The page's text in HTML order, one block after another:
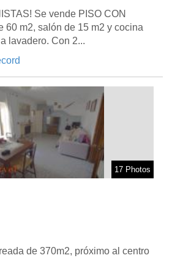
Se vende PISO CON
60 m2, salón de 15 m2 y cocina
lavadero. Con 2...
17 Photos
de 370m2, próximo al centro